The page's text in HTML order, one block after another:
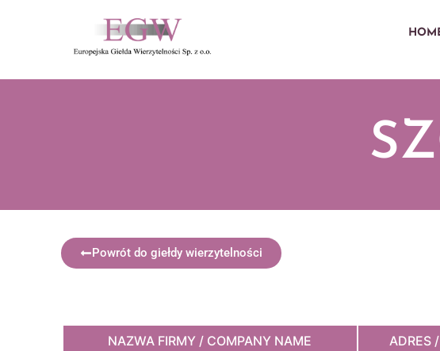
Powrót do giełdy wierzytelności
NAZWA FIRMY / COMPANY NAME
ADRES /